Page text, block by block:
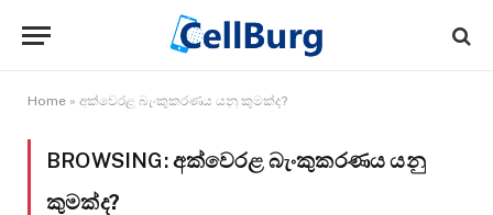
Home » අක්වෙරළ බැංකුකරණය යනු කුමක්ද?
BROWSING:අක්වෙරළ බැංකුකරණය යනු
කුමක්ද?